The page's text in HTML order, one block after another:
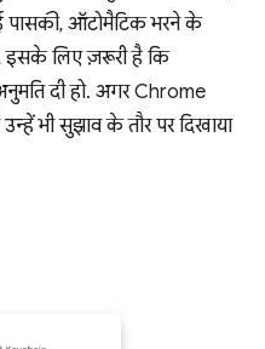
पासकी, ऑटोमैटिक भरने के
इसके लिए ज़रूरी है कि
दी हो. अगर Chrome
भी सुझाव के तौर पर दिखाया